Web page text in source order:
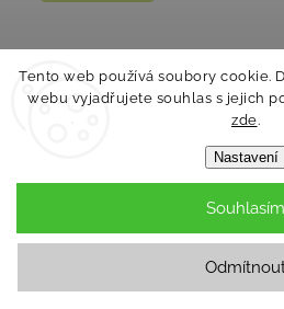
Tento web používá soubory cookie.
webu vyjadřujete souhlas s jejich
zde.
Nastavení
Souhlasím
Novinka